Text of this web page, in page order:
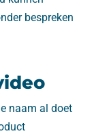
bespreken
naam al doet